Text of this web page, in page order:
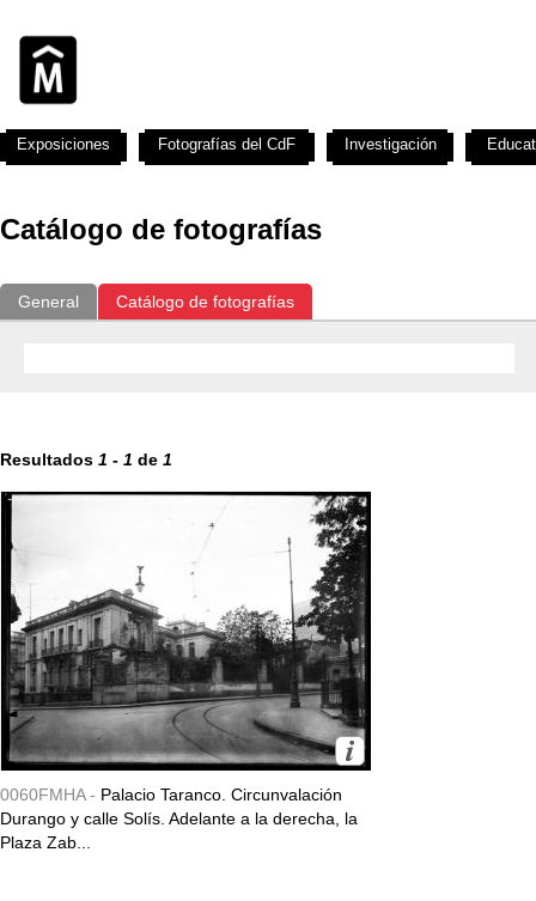
Catálogo de fotografías
General Catálogo de fotografías
Resultados 1 - 1 de 1
0060FMHA - Palacio Taranco. Circunvalación
Durango y calle Solís. Adelante a la derecha, la
Plaza Zab...
Exposiciones Fotografías del CdF Investigación